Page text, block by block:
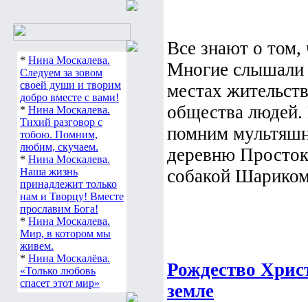
* Нина Москалева.
Следуем за зовом
своей души и творим
добро вместе с вами!
* Нина Москалева.
Тихий разговор с
тобою. Помним,
любим, скучаем.
* Нина Москалева.
Наша жизнь
принадлежит только
нам и Творцу! Вместе
прославим Бога!
* Нина Москалева.
Мир, в котором мы
живем.
* Нина Москалёва.
«Только любовь
спасет этот мир»
Все знают о том,
Многие слышали
местах
общества людей.
помним
деревню
собакой
Рождество
земле